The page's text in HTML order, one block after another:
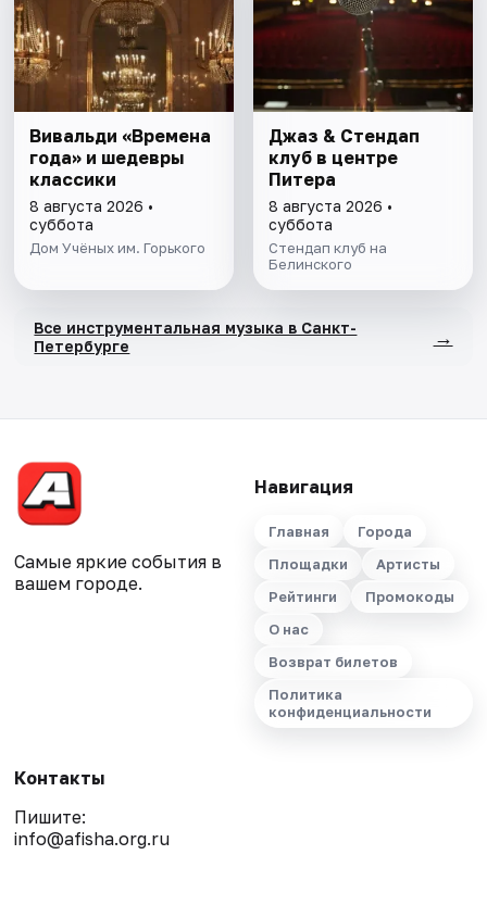
Вивальди «Времена
года» и шедевры
классики
8 августа 2026 •
суббота
Дом Учёных им. Горького
Джаз & Стендап
клуб в центре
Питера
8 августа 2026 •
суббота
Стендап клуб на
Белинского
Все инструментальная музыка в Санкт-
Петербурге
→
Самые яркие события в
вашем городе.
Навигация
Главная
Города
Площадки
Артисты
Рейтинги
Промокоды
О нас
Возврат билетов
Политика
конфиденциальности
Контакты
Пишите:
info@afisha.org.ru